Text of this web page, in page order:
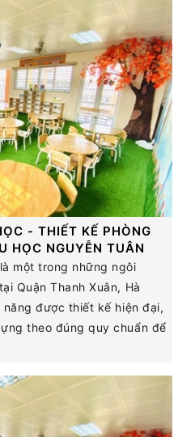
- THIẾT KẾ PHÒNG
HỌC NGUYỄN TUÂN
một trong những ngôi
Quận Thanh Xuân, Hà
được thiết kế hiện đại,
theo đúng quy chuẩn để